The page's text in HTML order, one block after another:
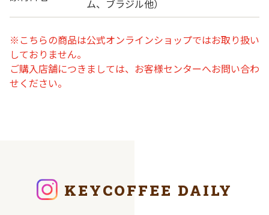
ム、ブラジル他）
※こちらの商品は公式オンラインショップではお取り扱い
しておりません。
ご購入店舗につきましては、お客様センターへお問い合わ
せください。
KEYCOFFEE DAILY